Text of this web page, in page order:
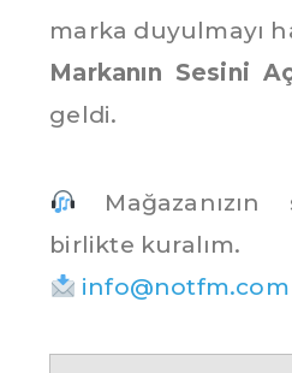
marka duyulmayı
Markanın Sesini
geldi.
Mağazanızın
birlikte kuralım.
info@notfm.com